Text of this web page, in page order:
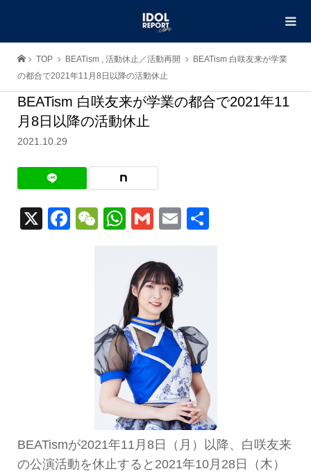
TOP BEATism , 活動休止／活動再開
BEATism 白咲友来が学業
の都合で2021年11月8日以降の活動休止
BEATism 白咲友来が学業の都合で2021年11
月8日以降の活動休止
2021.10.29
X Facebook
WeChat
WhatsApp
GmailEmail
BEATismが2021年11月8日（月）以降、白咲友来
の公演活動を休止すると2021年10月28日（木）